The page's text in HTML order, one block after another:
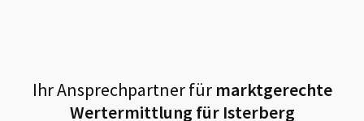
Ihr Ansprechpartner fürmarktgerechte
Wertermittlung für Isterberg